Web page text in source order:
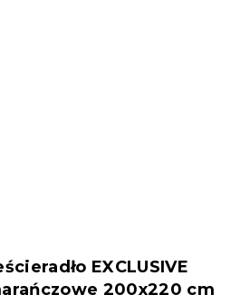
EXCLUSIVE
200x220 cm